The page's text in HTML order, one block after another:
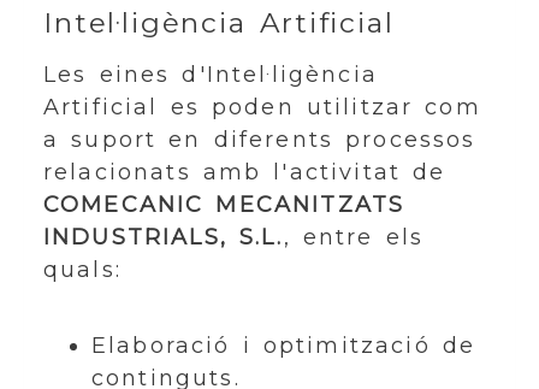
Intel·ligència Artificial
Les eines d'Intel·ligència
Artificial es poden utilitzar com
a suport en diferents processos
relacionats amb l'activitat de
COMECANIC MECANITZATS
INDUSTRIALS, S.L., entre els
quals:
Elaboració i optimització de
continguts.